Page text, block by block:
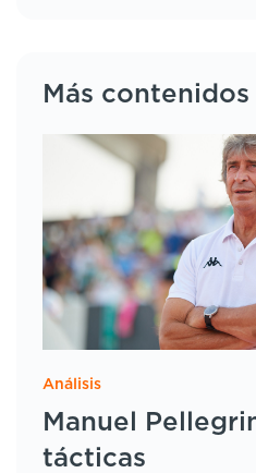
Más contenidos
Análisis
Manuel
tácticas